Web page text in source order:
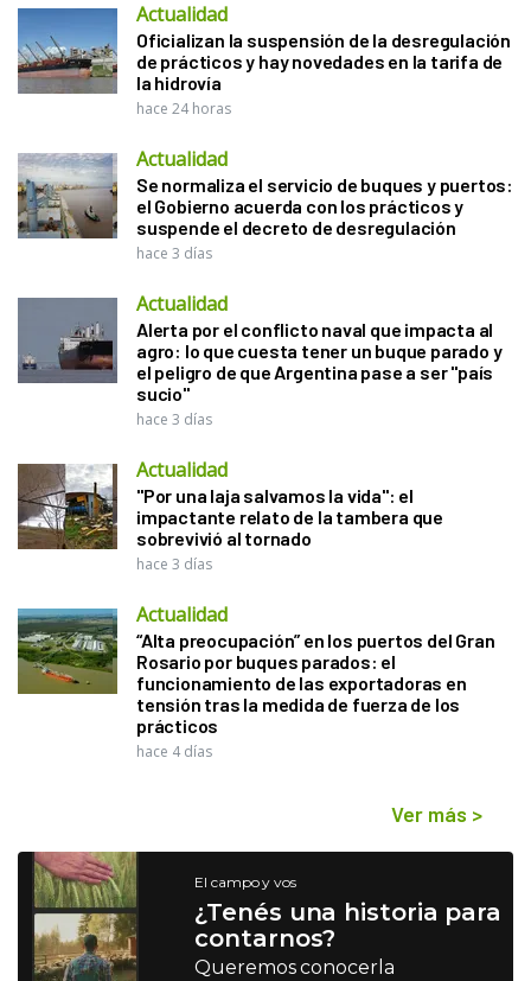
Actualidad
Oficializan la suspensión de la desregulación
de prácticos y hay novedades en la tarifa de
la hidrovía
hace 24 horas
Actualidad
Se normaliza el servicio de buques y puertos:
el Gobierno acuerda con los prácticos y
suspende el decreto de desregulación
hace 3 días
Actualidad
Alerta por el conflicto naval que impacta al
agro: lo que cuesta tener un buque parado y
el peligro de que Argentina pase a ser "país
sucio"
hace 3 días
Actualidad
"Por una laja salvamos la vida": el
impactante relato de la tambera que
sobrevivió al tornado
hace 3 días
Actualidad
“Alta preocupación” en los puertos del Gran
Rosario por buques parados: el
funcionamiento de las exportadoras en
tensión tras la medida de fuerza de los
prácticos
hace 4 días
Ver más >
El campo y vos
¿Tenés una historia para
contarnos?
Queremos conocerla